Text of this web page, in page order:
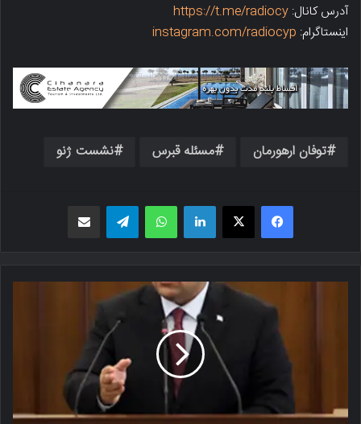
آدرس کانال: https://t.me/radiocy
اینستاگرام: instagram.com/radiocyp
توفان ارهورمان مسئله قبرس نشست ژنو
فیسبوک X لینکدین واتس اپ تلگرام